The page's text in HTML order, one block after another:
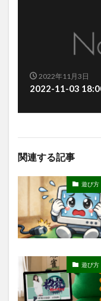
2022年11月3日
2022-11-03
関連する記事
遊び方
遊び方